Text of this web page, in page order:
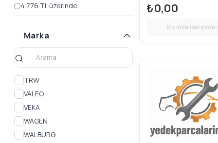
TIGGO 7
TIGGO 7 PRO
TIGGO 8
WUJIE PRO
4.776 TL üzerinde
Marka
TRW
VALEO
VEKA
WAGEN
WALBURG
₺0,00
Bizimle İletişime